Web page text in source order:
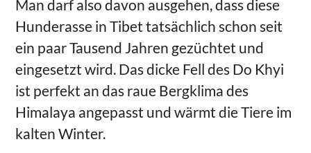
Man darf also davon ausgehen, dass diese
Hunderasse in Tibet tatsächlich schon seit
ein paar Tausend Jahren gezüchtet und
eingesetzt wird. Das dicke Fell des Do Khyi
ist perfekt an das raue Bergklima des
Himalaya angepasst und wärmt die Tiere im
kalten Winter.